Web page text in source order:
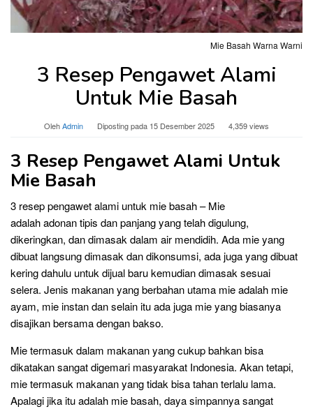
Mie Basah Warna Warni
3 Resep Pengawet Alami
Untuk Mie Basah
OlehAdmin Diposting pada 15 Desember 2025 4,359 views
3 Resep Pengawet Alami Untuk
Mie Basah
3 resep pengawet alami untuk mie basah – Mie
adalah adonan tipis dan panjang yang telah digulung,
dikeringkan, dan dimasak dalam air mendidih. Ada mie yang
dibuat langsung dimasak dan dikonsumsi, ada juga yang dibuat
kering dahulu untuk dijual baru kemudian dimasak sesuai
selera. Jenis makanan yang berbahan utama mie adalah mie
ayam, mie instan dan selain itu ada juga mie yang biasanya
disajikan bersama dengan bakso.
Mie termasuk dalam makanan yang cukup bahkan bisa
dikatakan sangat digemari masyarakat Indonesia. Akan tetapi,
mie termasuk makanan yang tidak bisa tahan terlalu lama.
Apalagi jika itu adalah mie basah, daya simpannya sangat